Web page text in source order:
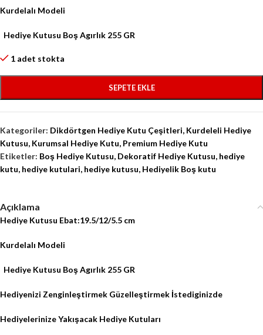
Kurdelalı Modeli
Hediye Kutusu Boş Agırlık 255 GR
1 adet stokta
SEPETE EKLE
Kategoriler: Dikdörtgen Hediye Kutu Çeşitleri, Kurdeleli Hediye
Kutusu, Kurumsal Hediye Kutu, Premium Hediye Kutu
Etiketler: Boş Hediye Kutusu, Dekoratif Hediye Kutusu, hediye
kutu, hediye kutulari, hediye kutusu, Hediyelik Boş kutu
Açıklama
Hediye Kutusu Ebat:19.5/12/5.5 cm
Kurdelalı Modeli
Hediye Kutusu Boş Agırlık 255 GR
Hediyenizi Zenginleştirmek Güzelleştirmek İstediginizde
Hediyelerinize Yakışacak Hediye Kutuları